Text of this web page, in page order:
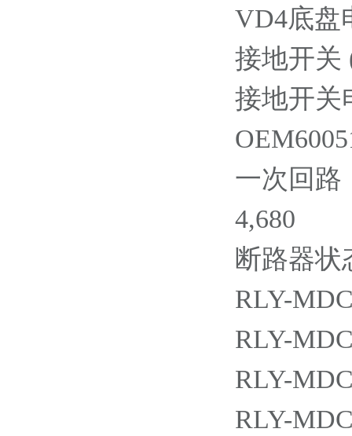
VD4底盘
接地开关
接地开关
一次回路
4,680
断路器状
RLY-
RLY-
RLY-
RLY-